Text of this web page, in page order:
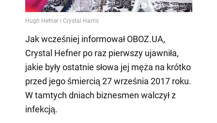
Jak wcześniej informował OBOZ.UA,
Crystal Hefner po raz pierwszy ujawniła,
jakie były ostatnie słowa jej męża na krótko
przed jego śmiercią 27 września 2017 roku.
W tamtych dniach biznesmen walczył z
infekcją.